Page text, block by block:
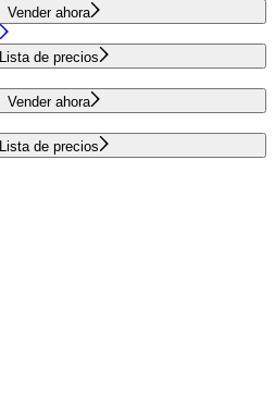
Vender ahora
Lista de precios
Vender ahora
Lista de precios